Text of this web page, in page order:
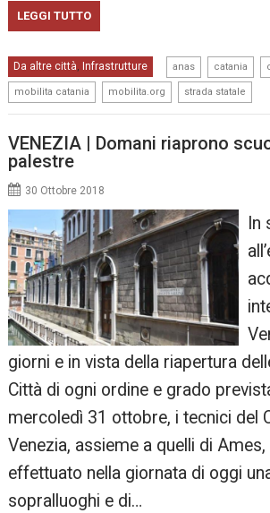
LEGGI TUTTO
Da altre città, Infrastrutture anas catania
mobilita catania mobilita.org strada statale
VENEZIA | Domani riaprono
palestre
30 Ottobre 2018
In
giorni e in vista della riapertura
Città di ogni ordine e grado
mercoledì 31 ottobre, i tecnici del
Venezia, assieme a quelli di Ames,
effettuato nella giornata di oggi
sopralluoghi e di…